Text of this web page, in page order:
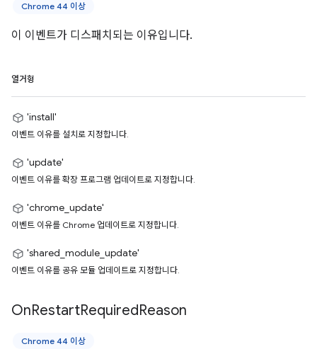
Chrome 44 이상
이 이벤트가 디스패치되는 이유입니다.
열거형
'install'
이벤트 이유를 설치로 지정합니다.
'update'
이벤트 이유를 확장 프로그램 업데이트로 지정합니다.
'chrome_update'
이벤트 이유를 Chrome 업데이트로 지정합니다.
'shared_module_update'
이벤트 이유를 공유 모듈 업데이트로 지정합니다.
OnRestartRequiredReason
Chrome 44 이상